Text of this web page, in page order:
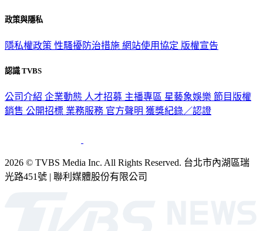
政策與隱私
隱私權政策 性騷擾防治措施 網站使用協定 版權宣告
認識 TVBS
公司介紹 企業動態 人才招募 主播專區 星藝象娛樂 節目版權
銷售 公開招標 業務服務 官方聲明 獲獎紀錄／認證
2026 © TVBS Media Inc. All Rights Reserved. 台北市內湖區瑞
光路451號 | 聯利媒體股份有限公司